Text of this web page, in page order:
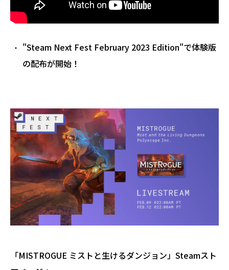
"Steam Next Fest February 2023 Edition"で体験版
の配布が開始！
「MISTROGUE ミストと生けるダンジョン」Steamスト